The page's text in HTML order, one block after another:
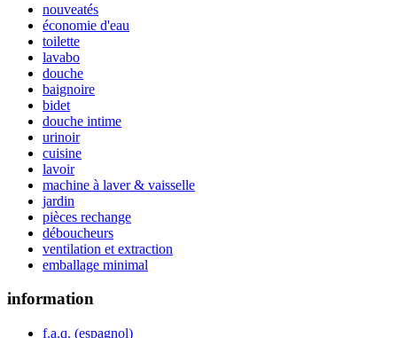
nouveatés
économie d'eau
toilette
lavabo
douche
baignoire
bidet
douche intime
urinoir
cuisine
lavoir
machine à laver & vaisselle
jardin
pièces rechange
déboucheurs
ventilation et extraction
emballage minimal
information
f.a.q. (espagnol)